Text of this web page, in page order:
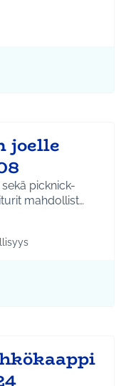
Ympäristö
joelle
picknick-
mahdollist…
Hyvinvointi ja